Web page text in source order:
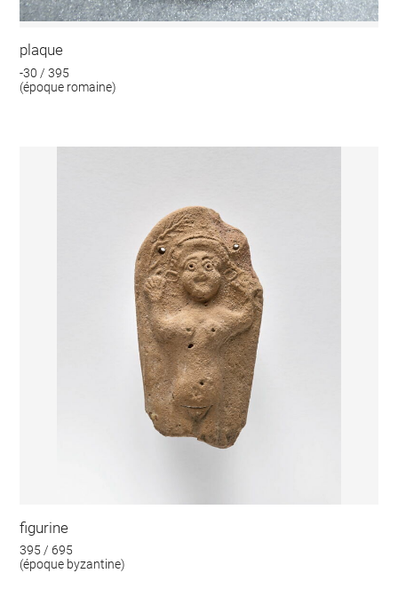
plaque
-30 / 395
(époque romaine)
figurine
395 / 695
(époque byzantine)